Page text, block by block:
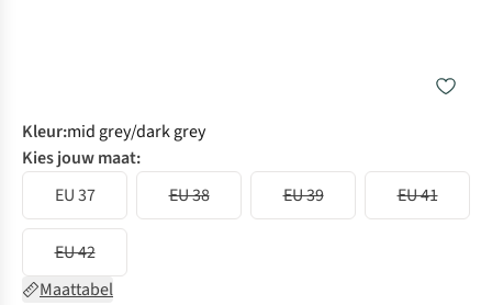
Kleur:mid grey/dark grey
Kies jouw maat:
EU 37
EU 38 EU 39 EU 41
EU 42
Maattabel